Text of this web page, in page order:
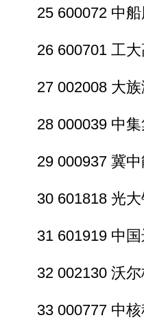
25 600072 中船
26 600701 工大
27 002008 大族
28 000039 中集
29 000937 冀中
30 601818 光大
31 601919 中国
32 002130 沃尔
33 000777 中核